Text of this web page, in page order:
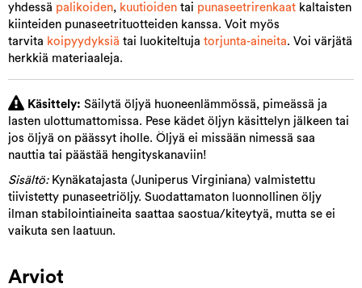
yhdessä palikoiden, kuutioiden tai punaseetrirenkaat kaltaisten
kiinteiden punaseetrituotteiden kanssa. Voit myös
tarvita koipyydyksiä tai luokiteltuja torjunta-aineita. Voi värjätä
herkkiä materiaaleja.
Käsittely: Säilytä öljyä huoneenlämmössä, pimeässä ja
lasten ulottumattomissa. Pese kädet öljyn käsittelyn jälkeen tai
jos öljyä on päässyt iholle. Öljyä ei missään nimessä saa
nauttia tai päästää hengityskanaviin!
Sisältö: Kynäkatajasta (Juniperus Virginiana) valmistettu
tiivistetty punaseetriöljy. Suodattamaton luonnollinen öljy
ilman stabilointiaineita saattaa saostua/kiteytyä, mutta se ei
vaikuta sen laatuun.
Arviot